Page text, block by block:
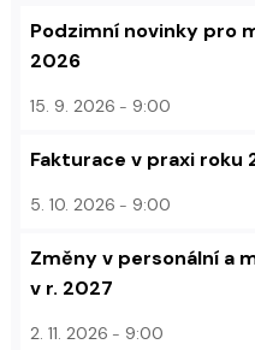
Podzimní novinky pro
2026
15. 9. 2026 9:00
Fakturace v praxi roku
5. 10. 2026 9:00
Změny v personální a
v r. 2027
2. 11. 2026 9:00